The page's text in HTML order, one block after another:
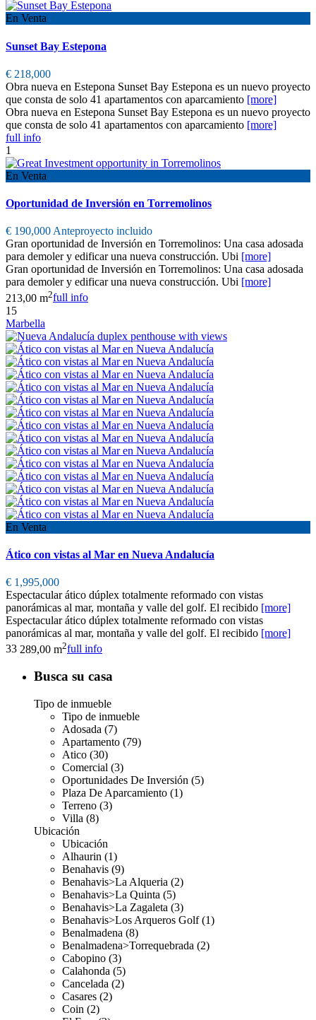
En Venta
Sunset Bay Estepona
€ 218,000
Obra nueva en Estepona Sunset Bay Estepona es un nuevo proyecto
que consta de solo 41 apartamentos con aparcamiento [more]
Obra nueva en Estepona Sunset Bay Estepona es un nuevo proyecto
que consta de solo 41 apartamentos con aparcamiento [more]
full info
1
En Venta
Oportunidad de Inversión en Torremolinos
€ 190,000 Anteproyecto incluido
Gran oportunidad de Inversión en Torremolinos: Una casa adosada
para demoler y edificar una nueva construcción. Ubi [more]
Gran oportunidad de Inversión en Torremolinos: Una casa adosada
para demoler y edificar una nueva construcción. Ubi [more]
213,00 m2full info
15
Marbella
En Venta
Ático con vistas al Mar en Nueva Andalucía
€ 1,995,000
Espectacular ático dúplex totalmente reformado con vistas
panorámicas al mar, montaña y valle del golf. El recibido [more]
Espectacular ático dúplex totalmente reformado con vistas
panorámicas al mar, montaña y valle del golf. El recibido [more]
33 289,00 m2full info
Busca su casa
Tipo de inmueble
Tipo de inmueble
Adosada (7)
Apartamento (79)
Atico (30)
Comercial (3)
Oportunidades De Inversión (5)
Plaza De Aparcamiento (1)
Terreno (3)
Villa (8)
Ubicación
Ubicación
Alhaurin (1)
Benahavis (9)
Benahavis>La Alqueria (2)
Benahavis>La Quinta (5)
Benahavis>La Zagaleta (3)
Benahavis>Los Arqueros Golf (1)
Benalmadena (8)
Benalmadena>Torrequebrada (2)
Cabopino (3)
Calahonda (5)
Cancelada (2)
Casares (2)
Coin (2)